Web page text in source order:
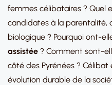
femmes célibataires ? Quel
candidates à la parentalité,
biologique ? Pourquoi ont-
assistée ? Comment sont-
côté des Pyrénées ?
évolution durable de la